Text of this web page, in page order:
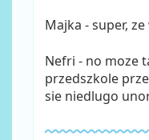
Majka - super,
Nefri - no moze
przedszkole
sie niedlugo